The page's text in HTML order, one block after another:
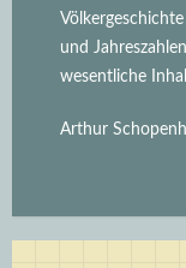
und
wesentliche
Arthur